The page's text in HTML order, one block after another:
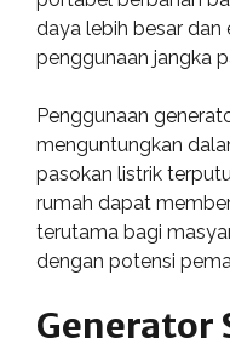
daya lebih besar dan
penggunaan jangka
Penggunaan
menguntungkan
pasokan listrik
rumah dapat
terutama bagi
dengan potensi
Generator